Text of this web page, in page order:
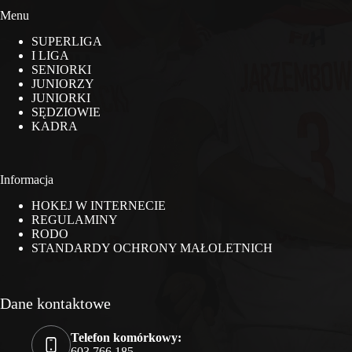
Menu
SUPERLIGA
I LIGA
SENIORKI
JUNIORZY
JUNIORKI
SĘDZIOWIE
KADRA
Informacja
HOKEJ W INTERNECIE
REGULAMINY
RODO
STANDARDY OCHRONY MAŁOLETNICH
Dane kontaktowe
Telefon komórkowy: